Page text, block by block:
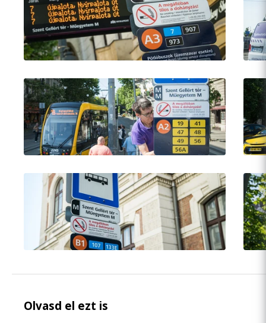
Olvasd el ezt is